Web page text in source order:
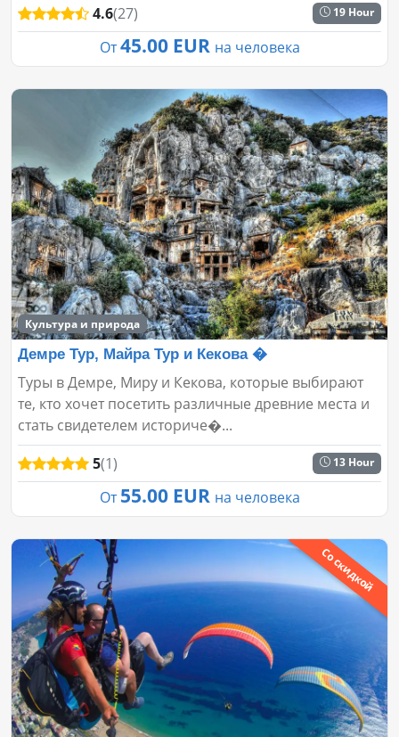
4.6(27) 19 Hour
От 45.00 EUR на человека
Культура и природа
Демре Тур, Майра Тур и Кекова �
Туры в Демре, Миру и Кекова, которые выбирают
те, кто хочет посетить различные древние места и
стать свидетелем историче�...
5(1) 13 Hour
От 55.00 EUR на человека
Со скидкой